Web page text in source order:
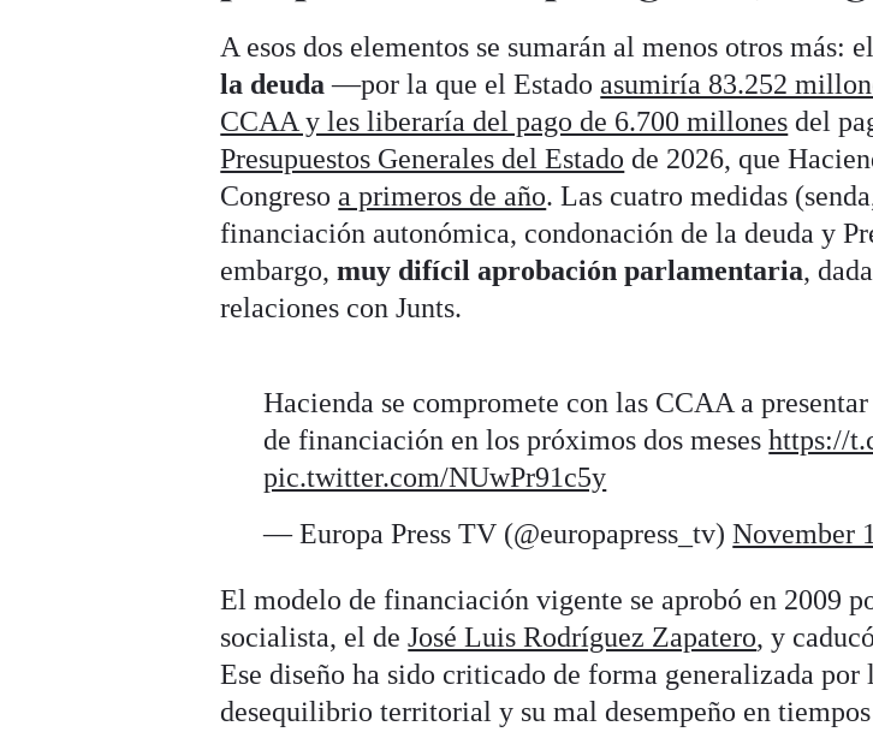
A esos dos elementos se sumarán al menos otros más:
la deuda—por la que el Estado asumiría 83.252
CCAA y les liberaría del pago de 6.700 millones del
Presupuestos Generales del Estado de 2026, que
Congreso a primeros de año. Las cuatro medidas
financiación autonómica, condonación de la deuda y
embargo,muy difícil aprobación parlamentaria,
relaciones con Junts.
Hacienda se compromete con las CCAA a
de financiación en los próximos dos meseshttps://
pic.twitter.com/NUwPr91c5y
— Europa Press TV (@europapress_tv)November
El modelo de financiación vigente se aprobó en 2009
socialista, el deJosé Luis Rodríguez Zapatero, y
Ese diseño ha sido criticado de forma generalizada por
desequilibrio territorial y su mal desempeño en